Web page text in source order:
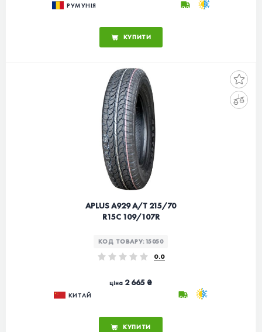
РУМУНІЯ
КУПИТИ
APLUS A929 A/T 215/70
R15C 109/107R
КОД ТОВАРУ:15050
0.0
ціна 2 665 ₴
КИТАЙ
КУПИТИ